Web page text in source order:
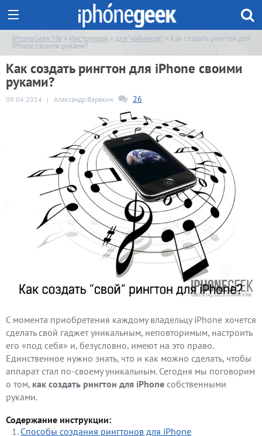
iPhoneGeek.Me » Инструкции »для "чайников" » Как создать рингтон для
iPhone своими руками?
Как создать рингтон для iPhone своими
руками?
09.04.2014 | Александр Варакин 26
С момента приобретения каждому владельцу iPhone хочется
сделать свой гаджет уникальным, неповторимым, настроить
его «под себя» и, безусловно, имеют на это право.
Единственное нужно знать, что и как можно сделать, чтобы
аппарат стал по-своему уникальным. Сегодня мы поговорим
о том, как создать рингтон для iPhone собственными
руками.
Содержание инструкции:
Способы создания рингтонов для iPhone